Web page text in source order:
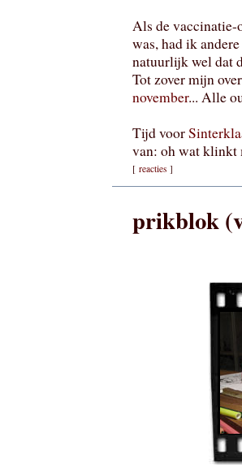
Als de
was, had ik
natuurlijk wel dat
Tot zover mijn
november... Alle
Tijd voor
van: oh wat klinkt
[ reacties ]
prikblok